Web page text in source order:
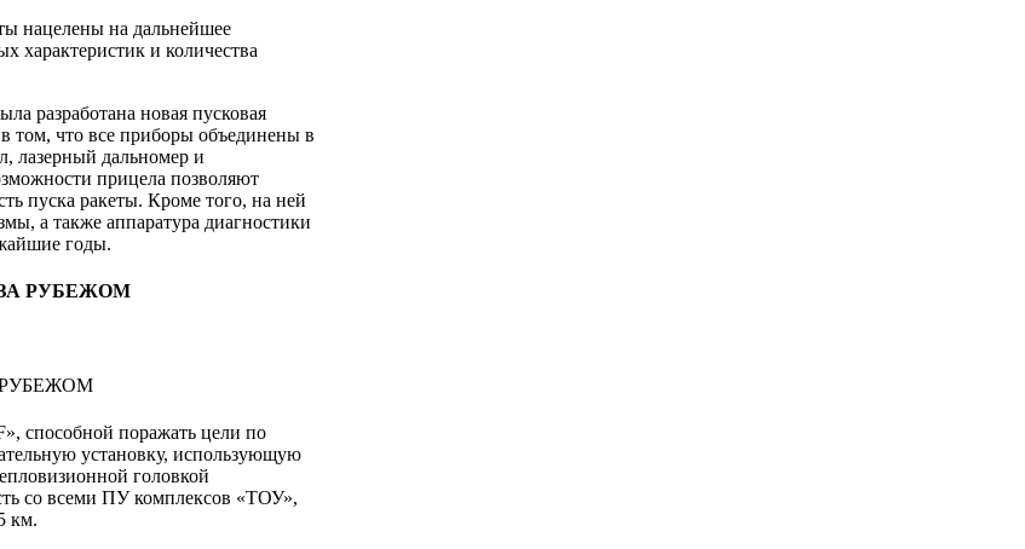
нацелены на дальнейшее
характеристик и количества
разработана новая пусковая
том, что все приборы объединены в
лазерный дальномер и
прицела позволяют
пуска ракеты. Кроме того, на ней
а также аппаратура диагностики
годы.
способной поражать цели по
установку, использующую
головкой
со всеми ПУ комплексов «ТОУ»,
км.